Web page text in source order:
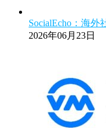
SocialEcho：海
2026年06月23日